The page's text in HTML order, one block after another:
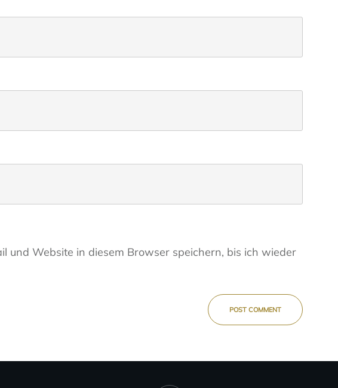
und Website in diesem Browser speichern, bis ich wieder
POST COMMENT